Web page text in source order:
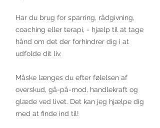
Har du brug for sparring, rådgivning,
coaching eller terapi, - hjælp til at tage
hånd om det der forhindrer dig i at
udfolde dit liv.
Måske længes du efter følelsen af
overskud, gå-på-mod, handlekraft og
glæde ved livet. Det kan jeg hjælpe dig
med at finde ind til!